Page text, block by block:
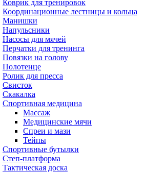
Коврик для тренировок
Координационные лестницы и кольца
Манишки
Напульсники
Насосы для мячей
Перчатки для тренинга
Повязки на голову
Полотенце
Ролик для пресса
Свисток
Скакалка
Спортивная медицина
Массаж
Медицинские мячи
Спреи и мази
Тейпы
Спортивные бутылки
Степ-платформа
Тактическая доска